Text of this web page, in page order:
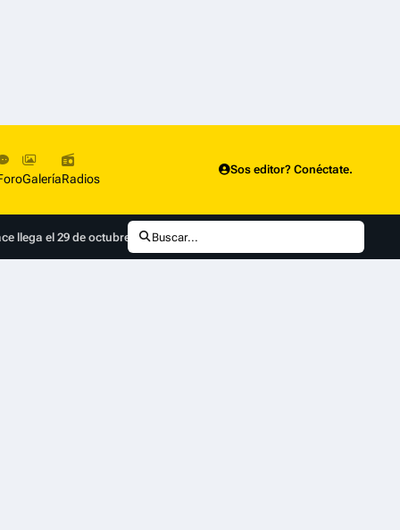
GaleríaRadios
Sos editor? Conéctate.
llega el 29 de octubre a Disney+
Buscar...